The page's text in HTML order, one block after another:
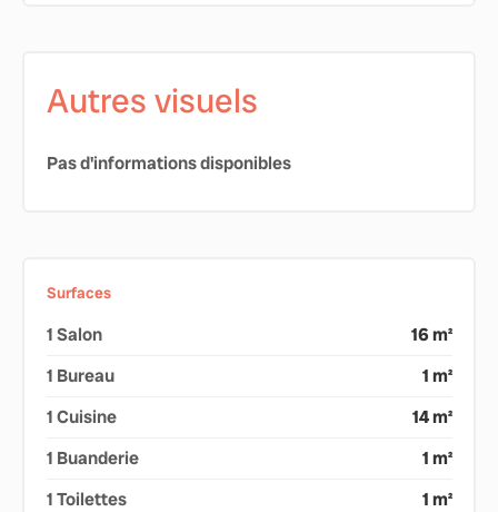
Autres visuels
Pas d'informations disponibles
Surfaces
1 Salon
16 m²
1 Bureau
1 m²
1 Cuisine
14 m²
1 Buanderie
1 m²
1 Toilettes
1 m²